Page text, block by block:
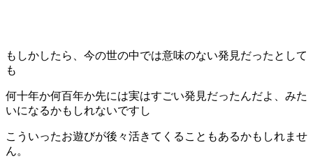
もしかしたら、今の世の中では意味のない発見だったとして
も
何十年か何百年か先には実はすごい発見だったんだよ、みた
いになるかもしれないですし
こういったお遊びが後々活きてくることもあるかもしれませ
ん。